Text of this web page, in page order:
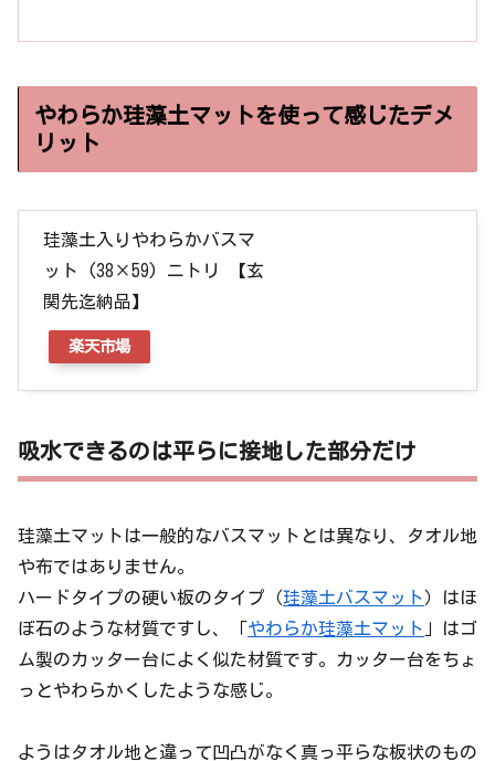
やわらか珪藻土マットを使って感じたデメ
リット
珪藻土入りやわらかバスマ
ット (38×59) ニトリ 【玄
関先迄納品】
楽天市場
吸水できるのは平らに接地した部分だけ
珪藻土マットは一般的なバスマットとは異なり、タオル地
や布ではありません。
ハードタイプの硬い板のタイプ（珪藻土バスマット）はほ
ぼ石のような材質ですし、「やわらか珪藻土マット 」はゴ
ム製のカッター台によく似た材質です。カッター台をちょ
っとやわらかくしたような感じ。
ようはタオル地と違って凹凸がなく真っ平らな板状のもの